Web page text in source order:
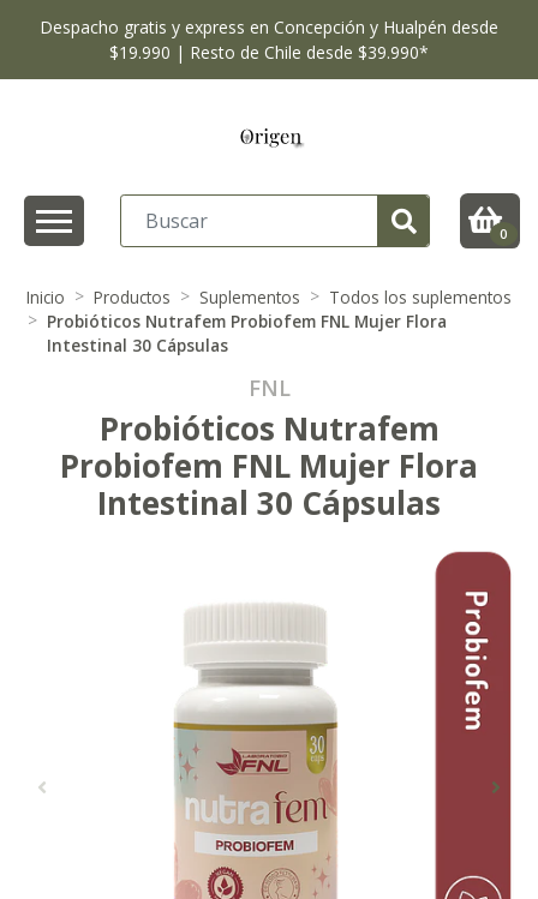
Despacho gratis y express en Concepción y Hualpén desde
$19.990 | Resto de Chile desde $39.990*
0
Inicio Productos Suplementos
Todos los suplementos
Probióticos Nutrafem Probiofem FNL Mujer Flora
Intestinal 30 Cápsulas
FNL
Probióticos Nutrafem
Probiofem FNL Mujer Flora
Intestinal 30 Cápsulas